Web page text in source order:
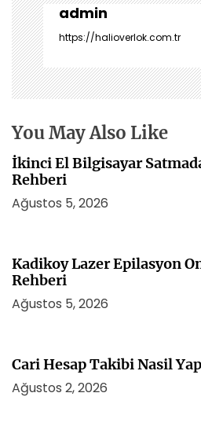
z
i
n
m
e
i
admin
https://halioverlok.com.tr
You May Also Like
İkinci El Bilgisayar
Rehberi
Ağustos 5, 2026
Kadikoy Lazer Epilasyon
Rehberi
Ağustos 5, 2026
Cari Hesap Takibi Nasil
Ağustos 2, 2026